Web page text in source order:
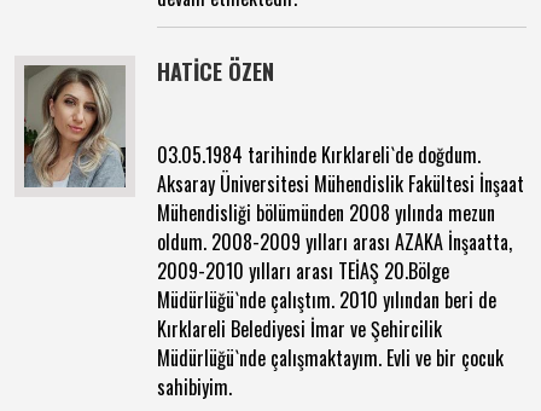
HATİCE ÖZEN
03.05.1984 tarihinde Kırklareli`de doğdum.
Aksaray Üniversitesi Mühendislik Fakültesi İnşaat
Mühendisliği bölümünden 2008 yılında mezun
oldum. 2008-2009 yılları arası AZAKA İnşaatta,
2009-2010 yılları arası TEİAŞ 20.Bölge
Müdürlüğü`nde çalıştım. 2010 yılından beri de
Kırklareli Belediyesi İmar ve Şehircilik
Müdürlüğü`nde çalışmaktayım. Evli ve bir çocuk
sahibiyim.